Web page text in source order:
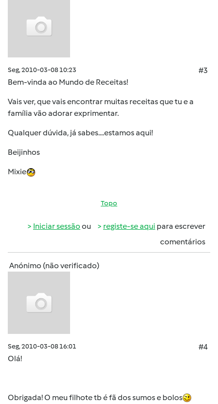
Seg, 2010-03-08 10:23
#3
Bem-vinda ao Mundo de Receitas!
Vais ver, que vais encontrar muitas receitas que tu e a
família vão adorar exprimentar.
Qualquer dúvida, já sabes....estamos aqui!
Beijinhos
Mixie
Topo
Iniciar sessão ou registe-se aqui para escrever
comentários
Anónimo (não verificado)
Seg, 2010-03-08 16:01
#4
Olá!
Obrigada! O meu filhote tb é fã dos sumos e bolos